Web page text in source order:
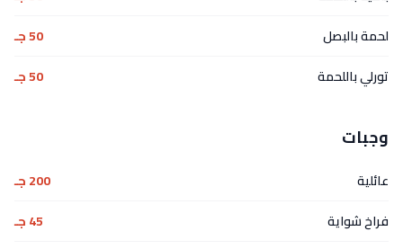
لحمة بالبصل
50 جـ
تورلي باللحمة
50 جـ
وجبات
عائلية
200 جـ
فراخ شواية
45 جـ